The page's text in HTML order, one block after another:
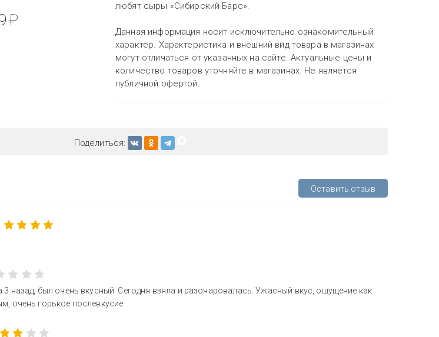
₽
любят сыры «Сибирский Барс».
Данная информация носит исключительно ознакомительный
характер. Характеристика и внешний вид товара в магазинах
могут отличаться от указанных на сайте. Актуальные цены и
количество товаров уточняйте в магазинах. Не является
публичной офертой.
Поделиться:
Оставить отзыв
3 назад, был очень вкусный. Сегодня взяла и разочаровалась. Ужасный вкус, ощущение как
очень горькое послевкусие.